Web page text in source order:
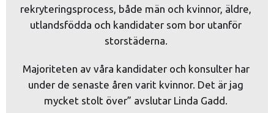
rekryteringsprocess, både män och kvinnor, äldre,
utlandsfödda och kandidater som bor utanför
storstäderna.
Majoriteten av våra kandidater och konsulter har
under de senaste åren varit kvinnor. Det är jag
mycket stolt över” avslutar Linda Gadd.